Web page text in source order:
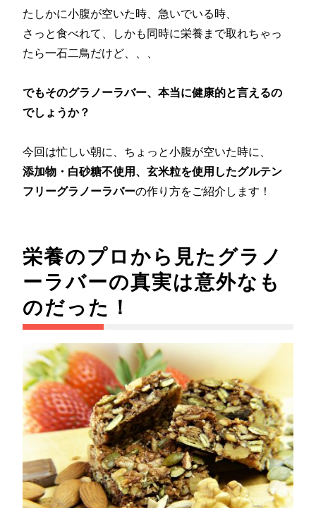
たしかに小腹が空いた時、急いでいる時、
さっと食べれて、しかも同時に栄養まで取れちゃっ
たら一石二鳥だけど、、、
でもそのグラノーラバー、本当に健康的と言えるの
でしょうか？
今回は忙しい朝に、ちょっと小腹が空いた時に、
添加物・白砂糖不使用、玄米粒を使用したグルテン
フリーグラノーラバーの作り方をご紹介します！
栄養のプロから見たグラノ
ーラバーの真実は意外なも
のだった！